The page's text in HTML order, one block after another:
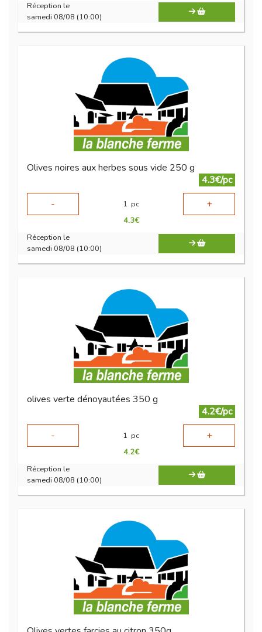
Réception le
samedi 08/08 (10:00)
Olives noires aux herbes sous vide 250 g
4.3€/pc
-
1 pc +
4.3€
Réception le
samedi 08/08 (10:00)
olives verte dénoyautées 350 g
4.2€/pc
-
1 pc +
4.2€
Réception le
samedi 08/08 (10:00)